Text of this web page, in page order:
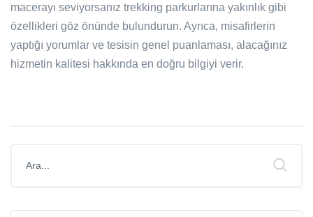
macerayı seviyorsanız trekking parkurlarına yakınlık gibi
özellikleri göz önünde bulundurun. Ayrıca, misafirlerin
yaptığı yorumlar ve tesisin genel puanlaması, alacağınız
hizmetin kalitesi hakkında en doğru bilgiyi verir.